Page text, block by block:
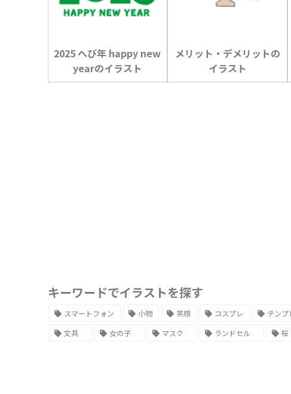
2025 へび年 happy new
yearのイラスト
メリット・デメリットの
イラスト
キーワードでイラストを探す
スマートフォン 小物 笑顔 コスプレ テンプ
文具
女の子 マスク ランドセル 桜